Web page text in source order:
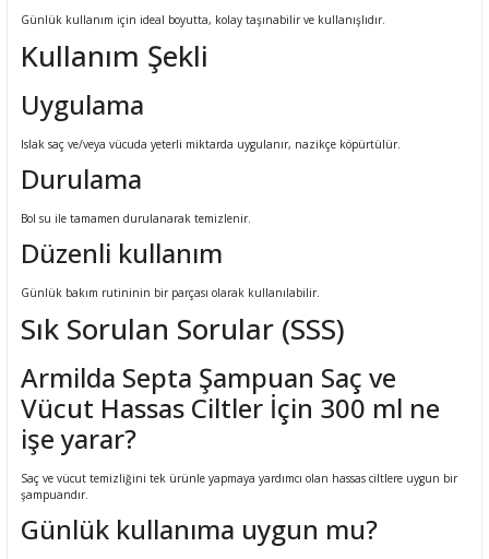
Günlük kullanım için ideal boyutta, kolay taşınabilir ve kullanışlıdır.
Kullanım Şekli
Uygulama
Islak saç ve/veya vücuda yeterli miktarda uygulanır, nazikçe köpürtülür.
Durulama
Bol su ile tamamen durulanarak temizlenir.
Düzenli kullanım
Günlük bakım rutininin bir parçası olarak kullanılabilir.
Sık Sorulan Sorular (SSS)
Armilda Septa Şampuan Saç ve
Vücut Hassas Ciltler İçin 300 ml ne
işe yarar?
Saç ve vücut temizliğini tek ürünle yapmaya yardımcı olan hassas ciltlere uygun bir
şampuandır.
Günlük kullanıma uygun mu?